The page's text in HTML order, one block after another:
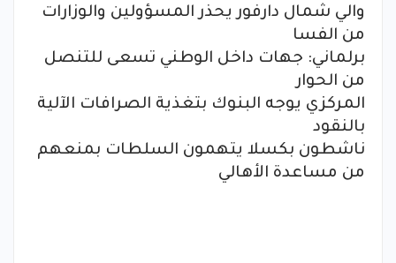
والي شمال دارفور يحذر المسؤولين والوزارات
من الفسا
برلماني: جهات داخل الوطني تسعى للتنصل
من الحوار
المركزي يوجه البنوك بتغذية الصرافات الآلية
بالنقود
ناشطون بكسلا يتهمون السلطات بمنعهم
من مساعدة الأهالي